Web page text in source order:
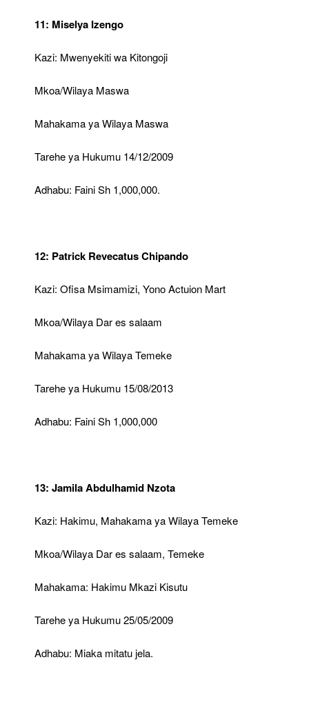
11: Miselya Izengo
Kazi: Mwenyekiti wa Kitongoji
Mkoa/Wilaya Maswa
Mahakama ya Wilaya Maswa
Tarehe ya Hukumu 14/12/2009
Adhabu: Faini Sh 1,000,000.
12: Patrick Revecatus Chipando
Kazi: Ofisa Msimamizi, Yono Actuion Mart
Mkoa/Wilaya Dar es salaam
Mahakama ya Wilaya Temeke
Tarehe ya Hukumu 15/08/2013
Adhabu: Faini Sh 1,000,000
13: Jamila Abdulhamid Nzota
Kazi: Hakimu, Mahakama ya Wilaya Temeke
Mkoa/Wilaya Dar es salaam, Temeke
Mahakama: Hakimu Mkazi Kisutu
Tarehe ya Hukumu 25/05/2009
Adhabu: Miaka mitatu jela.